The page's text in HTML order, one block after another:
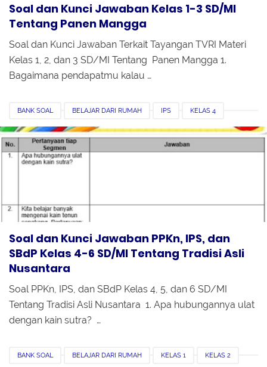
Soal dan Kunci Jawaban Kelas 1-3 SD/MI
Tentang Panen Mangga
Soal dan Kunci Jawaban Terkait Tayangan TVRI Materi
Kelas 1, 2, dan 3 SD/MI Tentang Panen Mangga 1.
Bagaimana pendapatmu kalau …
BANK SOAL BELAJAR DARI RUMAH IPS KELAS 4
KELAS 5 KELAS 6 KUNCI JAWABAN PPKN SBDP
Soal dan Kunci Jawaban PPKn, IPS, dan
SBdP Kelas 4-6 SD/MI Tentang Tradisi Asli
Nusantara
Soal PPKn, IPS, dan SBdP Kelas 4, 5, dan 6 SD/MI
Tentang Tradisi Asli Nusantara 1. Apa hubungannya ulat
dengan kain sutra? …
BANK SOAL BELAJAR DARI RUMAH KELAS 1 KELAS 2